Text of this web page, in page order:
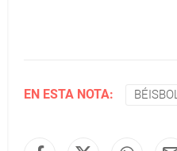
EN ESTA NOTA: